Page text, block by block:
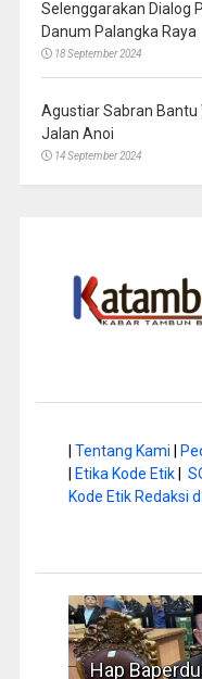
Selenggarakan Dialog
Danum Palangka Raya
18 September 2024
Agustiar Sabran Bantu
Jalan Anoi
14 September 2024
Tentang Kami
Etika Kode Etik|
Kode Etik Redaksi
Musim